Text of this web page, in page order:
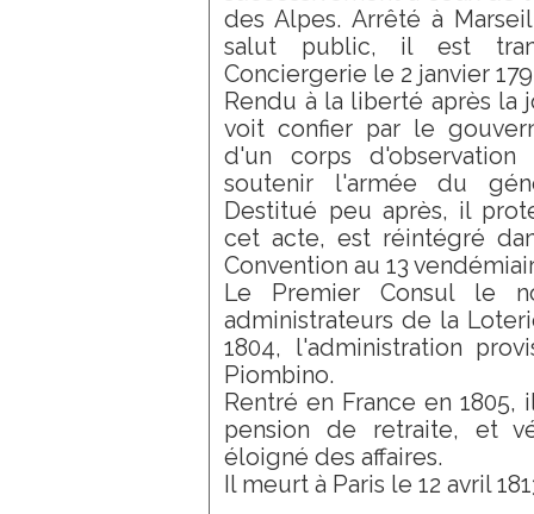
des Alpes. Arrêté à
salut public, il est
Conciergerie le 2 janvier
Rendu à la liberté après la
voit confier par le
d'un corps
soutenir l'armée du
Destitué peu après, il
cet acte, est réintégré
Convention au 13
Le Premier Consul le
administrateurs de la
1804, l'administration
Piombino.
Rentré en France en
pension de retraite, et
éloigné des affaires.
Il meurt à Paris le 12 avril